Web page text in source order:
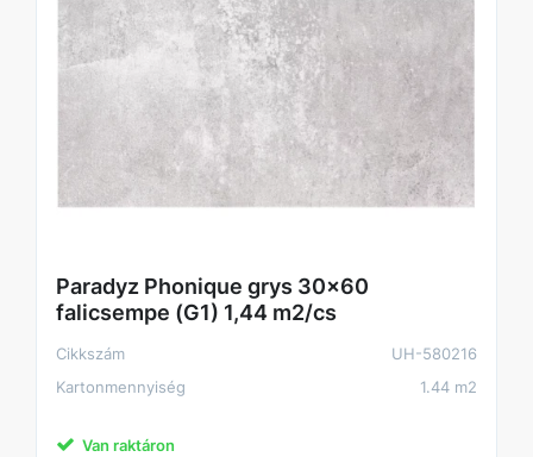
Paradyz Phonique grys 30x60
falicsempe (G1) 1,44 m2/cs
Cikkszám
UH-580216
Kartonmennyiség
1.44 m2
Van raktáron